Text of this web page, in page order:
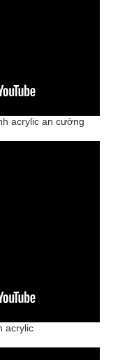
acrylic an cường
acrylic